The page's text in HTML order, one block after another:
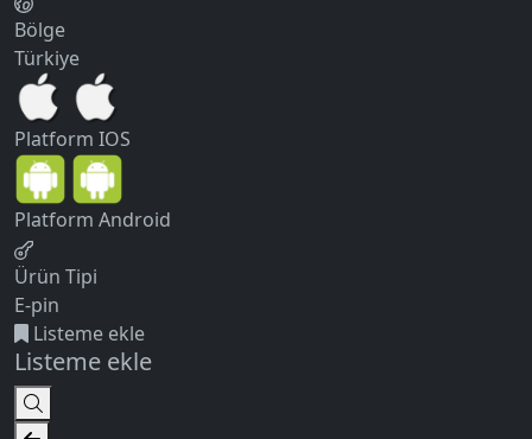
Bölge
Türkiye
Platform IOS
Platform Android
Ürün Tipi
E-pin
Listeme ekle
Listeme ekle